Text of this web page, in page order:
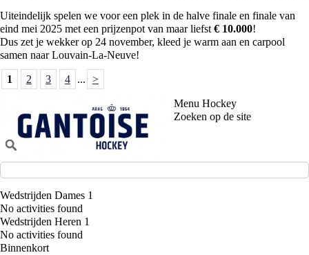
Uiteindelijk spelen we voor een plek in de halve finale en finale van
eind mei 2025 met een prijzenpot van maar liefst € 10.000!
Dus zet je wekker op 24 november, kleed je warm aan en carpool
samen naar Louvain-La-Neuve!
1 2 3 4 ... >
Menu Hockey
Zoeken op de site
Wedstrijden Dames 1
No activities found
Wedstrijden Heren 1
No activities found
Binnenkort